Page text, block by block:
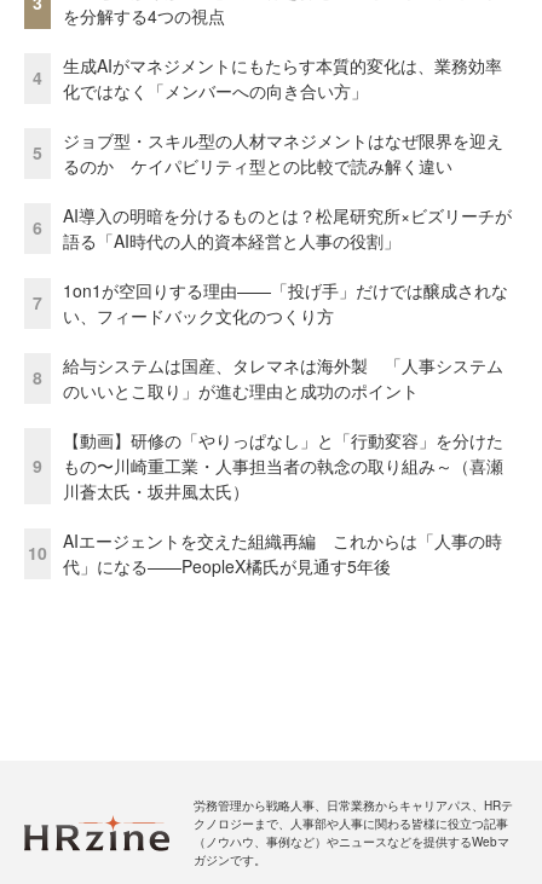
を分解する4つの視点
4
生成AIがマネジメントにもたらす本質的変化は、業務効率
化ではなく「メンバーへの向き合い方」
5
ジョブ型・スキル型の人材マネジメントはなぜ限界を迎え
るのか ケイパビリティ型との比較で読み解く違い
6
AI導入の明暗を分けるものとは？松尾研究所×ビズリーチが
語る「AI時代の人的資本経営と人事の役割」
7
1on1が空回りする理由——「投げ手」だけでは醸成されな
い、フィードバック文化のつくり方
8
給与システムは国産、タレマネは海外製 「人事システム
のいいとこ取り」が進む理由と成功のポイント
9
【動画】研修の「やりっぱなし」と「行動変容」を分けた
もの〜川崎重工業・人事担当者の執念の取り組み～（喜瀬
川蒼太氏・坂井風太氏）
10
AIエージェントを交えた組織再編 これからは「人事の時
代」になる——PeopleX橘氏が見通す5年後
労務管理から戦略人事、日常業務からキャリアパス、HRテ
クノロジーまで、人事部や人事に関わる皆様に役立つ記事
（ノウハウ、事例など）やニュースなどを提供するWebマ
ガジンです。